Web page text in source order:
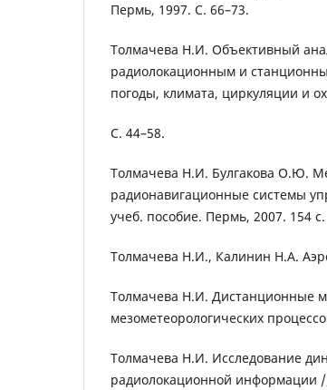
Пермь, 1997. С. 66–73.
Толмачева Н.И. Объективный
радиолокационным и
погоды, климата, циркуляции и
С. 44–58.
Толмачева Н.И. Булгакова О.Ю.
радионавигационные системы
учеб. пособие. Пермь, 2007. 154 с.
Толмачева Н.И., Калинин Н.А.
Толмачева Н.И. Дистанционные
мезометеорологических
Толмачева Н.И. Исследование
радиолокационной информации